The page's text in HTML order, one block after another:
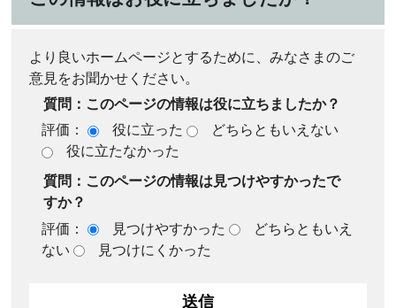
より良いホームページとするために、みなさまのご
意見をお聞かせください。
質問：このページの情報は役に立ちましたか？
評価：
役に立った
どちらともいえない
役に立たなかった
質問：このページの情報は見つけやすかったで
すか？
評価：
見つけやすかった
どちらともいえ
ない
見つけにくかった